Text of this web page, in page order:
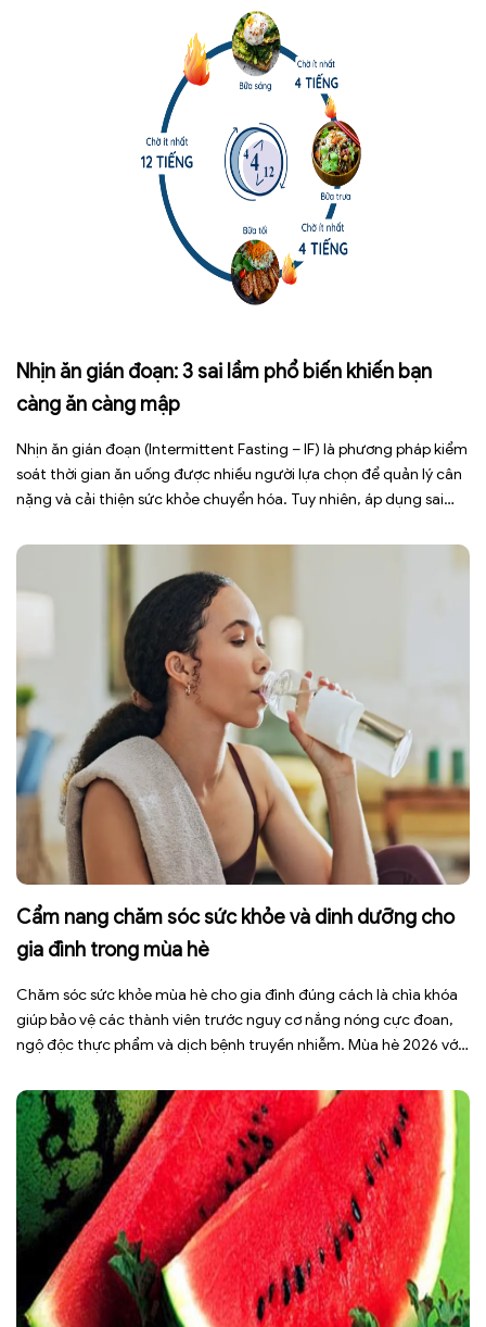
Nhịn ăn gián đoạn: 3 sai lầm phổ biến khiến bạn
càng ăn càng mập
Nhịn ăn gián đoạn (Intermittent Fasting – IF) là phương pháp kiểm
soát thời gian ăn uống được nhiều người lựa chọn để quản lý cân
nặng và cải thiện sức khỏe chuyển hóa. Tuy nhiên, áp dụng sai
sức, mất cơ […]
Cẩm nang chăm sóc sức khỏe và dinh dưỡng cho
gia đình trong mùa hè
Chăm sóc sức khỏe mùa hè cho gia đình đúng cách là chìa khóa
giúp bảo vệ các thành viên trước nguy cơ nắng nóng cực đoan,
ngộ độc thực phẩm và dịch bệnh truyền nhiễm. Mùa hè 2026 với
sức […]